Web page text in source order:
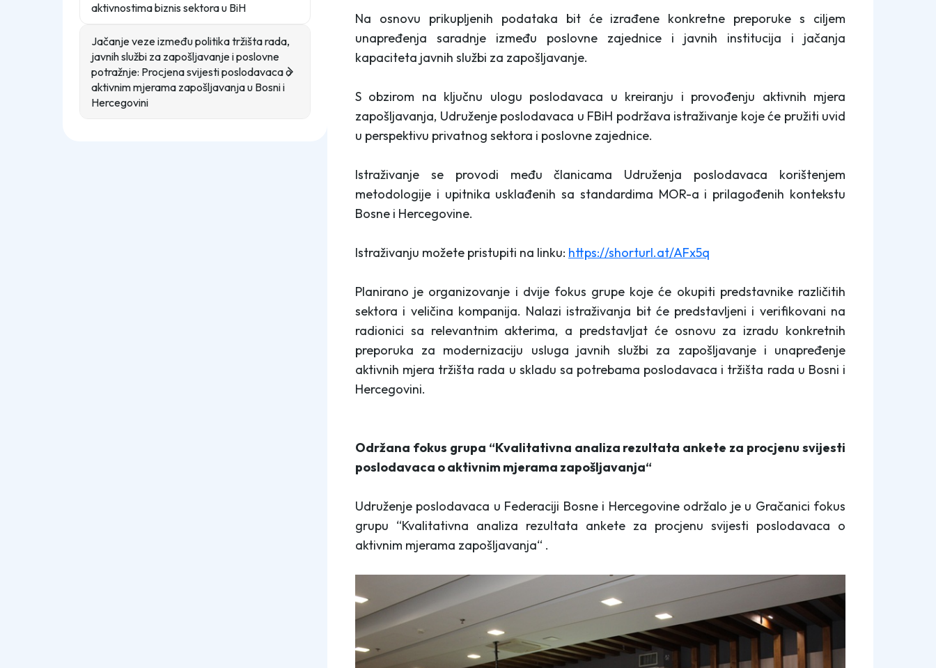
aktivnostima biznis sektora u BiH
Jačanje veze između politika tržišta rada,
javnih službi za zapošljavanje i poslovne
potražnje: Procjena svijesti poslodavaca o
aktivnim mjerama zapošljavanja u Bosni i
Hercegovini
Na osnovu prikupljenih podataka bit će izrađene konkretne preporuke s ciljem
unapređenja saradnje između poslovne zajednice i javnih institucija i jačanja
kapaciteta javnih službi za zapošljavanje.
S obzirom na ključnu ulogu poslodavaca u kreiranju i provođenju aktivnih mjera
zapošljavanja, Udruženje poslodavaca u FBiH podržava istraživanje koje će pružiti uvid
u perspektivu privatnog sektora i poslovne zajednice.
Istraživanje se provodi među članicama Udruženja poslodavaca korištenjem
metodologije i upitnika usklađenih sa standardima MOR-a i prilagođenih kontekstu
Bosne i Hercegovine.
Istraživanju možete pristupiti na linku: https://shorturl.at/AFx5q
Planirano je organizovanje i dvije fokus grupe koje će okupiti predstavnike različitih
sektora i veličina kompanija. Nalazi istraživanja bit će predstavljeni i verifikovani na
radionici sa relevantnim akterima, a predstavljat će osnovu za izradu konkretnih
preporuka za modernizaciju usluga javnih službi za zapošljavanje i unapređenje
aktivnih mjera tržišta rada u skladu sa potrebama poslodavaca i tržišta rada u Bosni i
Hercegovini.
Održana fokus grupa “Kvalitativna analiza rezultata ankete za procjenu svijesti
poslodavaca o aktivnim mjerama zapošljavanja“
Udruženje poslodavaca u Federaciji Bosne i Hercegovine održalo je u Gračanici fokus
grupu “Kvalitativna analiza rezultata ankete za procjenu svijesti poslodavaca o
aktivnim mjerama zapošljavanja“ .